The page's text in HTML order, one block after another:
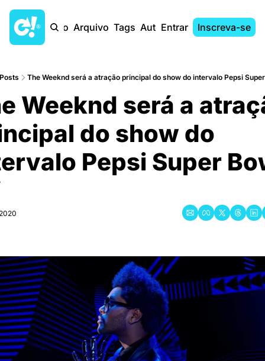
Início Arquivo Tags AutoresEntrar Inscreva-se
Posts The Weeknd será a atração principal do show do intervalo Pepsi
Weeknd será a
do show do
Pepsi Super